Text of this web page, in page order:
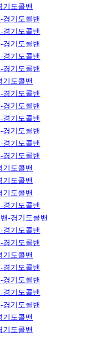
기도콜밴
경기도콜밴
경기도콜밴
경기도콜밴
경기도콜밴
경기도콜밴
기도콜밴
경기도콜밴
경기도콜밴
경기도콜밴
경기도콜밴
경기도콜밴
경기도콜밴
기도콜밴
기도콜밴
기도콜밴
경기도콜밴
-경기도콜밴
경기도콜밴
경기도콜밴
기도콜밴
경기도콜밴
경기도콜밴
경기도콜밴
경기도콜밴
기도콜밴
기도콜밴